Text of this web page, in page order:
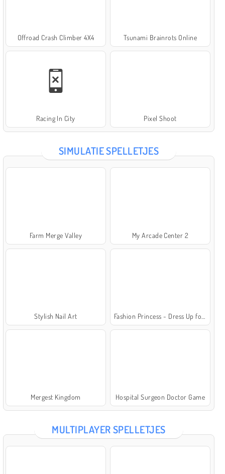
Offroad Crash Climber 4X4 Tsunami Brainrots Online
Racing In City Pixel Shoot
SIMULATIE SPELLETJES
Farm Merge Valley My Arcade Center 2
Stylish Nail Art
Mergest Kingdom Hospital Surgeon Doctor Game
MULTIPLAYER SPELLETJES